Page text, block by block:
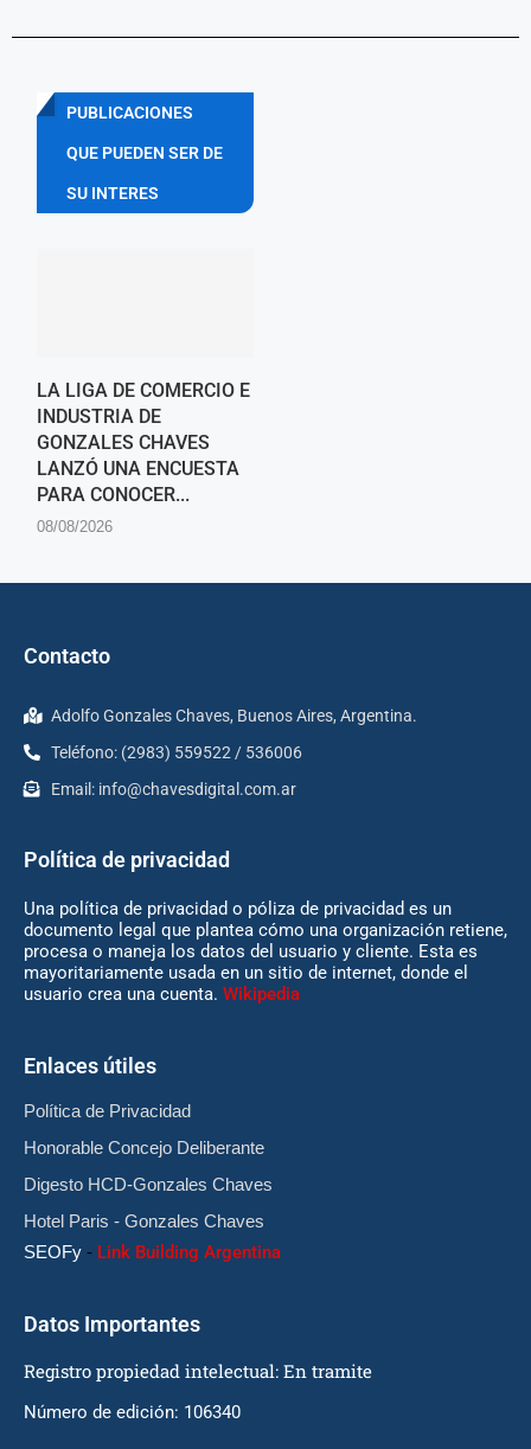
PUBLICACIONES
QUE PUEDEN SER DE
SU INTERES
LA LIGA DE COMERCIO E
INDUSTRIA DE
GONZALES CHAVES
LANZÓ UNA ENCUESTA
PARA CONOCER...
08/08/2026
Contacto
Adolfo Gonzales Chaves, Buenos Aires, Argentina.
Teléfono: (2983) 559522 / 536006
Email: info@chavesdigital.com.ar
Política de privacidad
Una política de privacidad o póliza de privacidad es un
documento legal que plantea cómo una organización retiene,
procesa o maneja los datos del usuario y cliente. Esta es
mayoritariamente usada en un sitio de internet, donde el
usuario crea una cuenta. Wikipedia
Enlaces útiles
Política de Privacidad
Honorable Concejo Deliberante
Digesto HCD-Gonzales Chaves
Hotel Paris - Gonzales Chaves
SEOFy - Link Building Argentina
Datos Importantes
Registro propiedad intelectual: En tramite
Número de edición: 106340